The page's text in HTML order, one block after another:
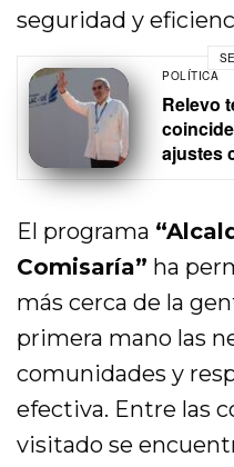
seguridad y
POLÍTICA
Relevo
ajustes
El programa
Comisaría” ha
más cerca de la
primera mano las
comunidades y
efectiva. Entre las
visitado se